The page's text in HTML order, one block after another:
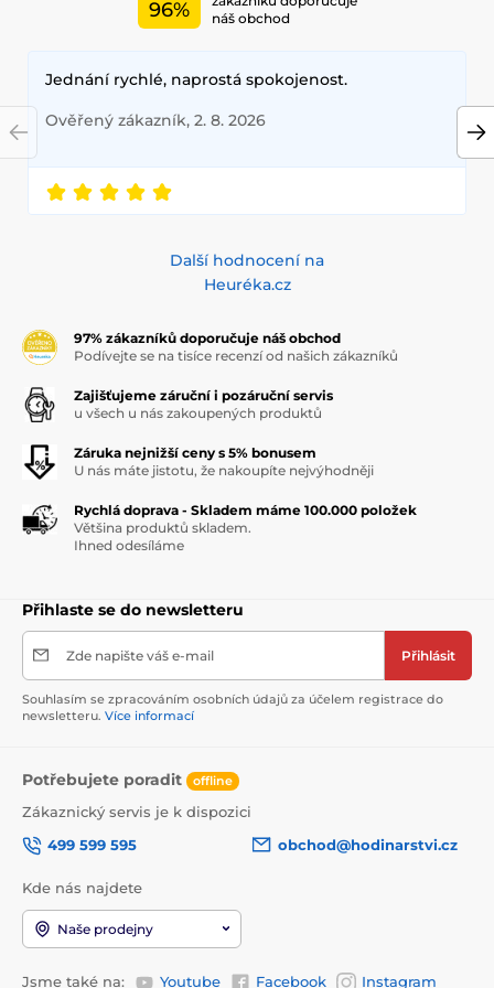
96%
náš obchod
Jednání rychlé, naprostá spokojenost.
Ověřený zákazník, 2. 8. 2026
Další hodnocení na
Heuréka.cz
97% zákazníků doporučuje náš obchod
Podívejte se na tisíce recenzí od našich zákazníků
Zajišťujeme záruční i pozáruční servis
u všech u nás zakoupených produktů
Záruka nejnižší ceny s 5% bonusem
U nás máte jistotu, že nakoupíte nejvýhodněji
Rychlá doprava - Skladem máme 100.000 položek
Většina produktů skladem.
Ihned odesíláme
Přihlaste se do newsletteru
Zde napište váš e-mail Přihlásit
Souhlasím se zpracováním osobních údajů za účelem registrace do
newsletteru. Více informací
Potřebujete poradit offline
Zákaznický servis je k dispozici
499 599 595
obchod@hodinarstvi.cz
Kde nás najdete
Naše prodejny
Jsme také na: Youtube Facebook Instagram